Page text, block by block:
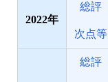
2022
総評
次点等
総評